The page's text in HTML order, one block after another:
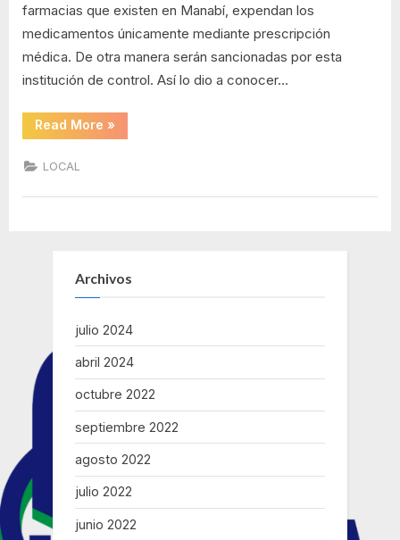
farmacias
en
farmacias que existen en Manabí, expendan los
medicamentos únicamente mediante prescripción
médica. De otra manera serán sancionadas por esta
institución de control. Así lo dio a conocer…
Read More ““Mi
receta
campaña
ARCSA,
la
direccionada
a
1.166
farmacias
Manabí”
»
LOCAL
Archivos
julio 2024
abril 2024
octubre 2022
septiembre 2022
agosto 2022
julio 2022
junio 2022